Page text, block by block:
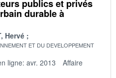
publics et privés
durable à
Hervé
ET DU DEVELOPPEMENT
ligne: avr. 2013
Affaire